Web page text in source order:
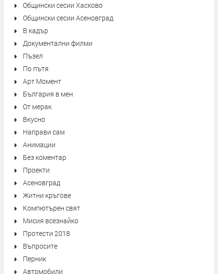
Общински сесии Хасково
Общински сесии Асеновград
В кадър
Документални филми
Пъзел
По пътя
Арт Момент
България в мен
От мерак
Вкусно
Направи сам
Анимации
Без коментар
Проекти
Асеновград
Житни кръгове
Компютърен свят
Мисия всезнайко
Протести 2018
Въпросите
Перник
Автомобили